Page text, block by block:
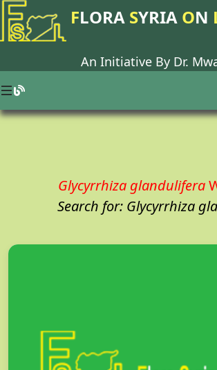
FLORA SYRIA ON
An Initiative By Dr.
Glycyrrhiza glandulifera
Search for: Glycyrrhiza